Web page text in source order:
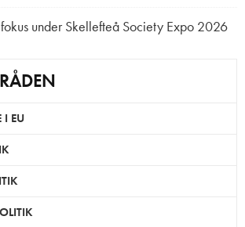
under Skellefteå Society Expo 2026
I EU